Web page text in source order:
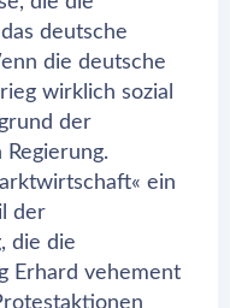
deutsche
die deutsche
wirklich sozial
der
ein
der
die die
Erhard vehement